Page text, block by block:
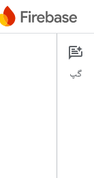
Database
نمای کلی
گپ